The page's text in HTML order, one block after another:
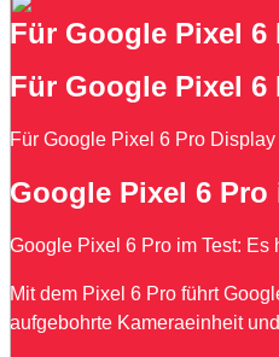
Für Google Pixel
Für Google Pixel
Für Google Pixel 6 Pro
Google Pixel 6
Google Pixel 6 Pro im Test:
Mit dem Pixel 6 Pro führt
aufgebohrte Kameraeinheit